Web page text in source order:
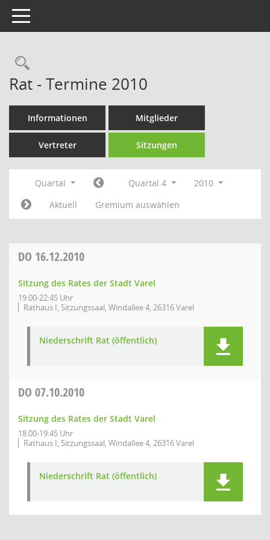
Toggle navigation
Rechercheauswahl
Rat - Termine 2010
Informationen Mitglieder
Vertreter Sitzungen
Quartal Quartal 4
2010
Aktuell
Gremium auswählen
DO 16.12.2010
Sitzung des Rates der Stadt Varel
19:00-22:45 Uhr
Rathaus I, Sitzungssaal, Windallee 4, 26316 Varel
Niederschrift Rat (öffentlich)
DO 07.10.2010
Sitzung des Rates der Stadt Varel
18:00-19:45 Uhr
Rathaus I, Sitzungssaal, Windallee 4, 26316 Varel
Niederschrift Rat (öffentlich)